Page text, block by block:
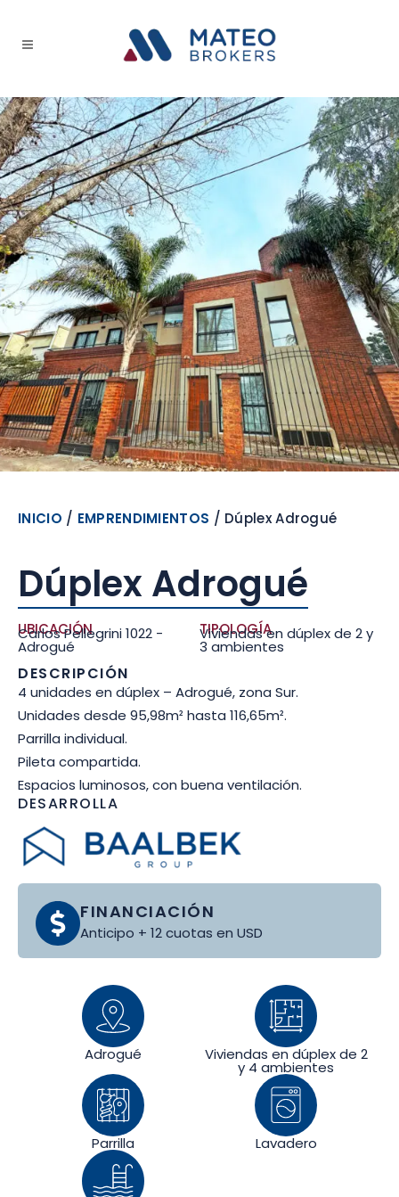
INICIO / EMPRENDIMIENTOS / Dúplex Adrogué
Dúplex Adrogué
UBICACIÓN
Carlos Pellegrini 1022 -
Adrogué
TIPOLOGÍA
Viviendas en dúplex de 2 y
3 ambientes
DESCRIPCIÓN
4 unidades en dúplex – Adrogué, zona Sur.
Unidades desde 95,98m² hasta 116,65m².
Parrilla individual.
Pileta compartida.
Espacios luminosos, con buena ventilación.
DESARROLLA
FINANCIACIÓN
Anticipo + 12 cuotas en USD
Adrogué Viviendas en dúplex de 2
y 4 ambientes
Parrilla Lavadero